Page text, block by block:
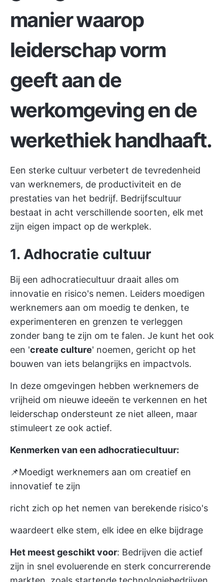
manier waarop
leiderschap vorm
geeft aan de
werkomgeving en de
werkethiek handhaaft.
Een sterke cultuur verbetert de tevredenheid
van werknemers, de productiviteit en de
prestaties van het bedrijf. Bedrijfscultuur
bestaat in acht verschillende soorten, elk met
zijn eigen impact op de werkplek.
1. Adhocratie cultuur
Bij een adhocratiecultuur draait alles om
innovatie en risico's nemen. Leiders moedigen
werknemers aan om moedig te denken, te
experimenteren en grenzen te verleggen
zonder bang te zijn om te falen. Je kunt het ook
een 'create culture' noemen, gericht op het
bouwen van iets belangrijks en impactvols.
In deze omgevingen hebben werknemers de
vrijheid om nieuwe ideeën te verkennen en het
leiderschap ondersteunt ze niet alleen, maar
stimuleert ze ook actief.
Kenmerken van een adhocratiecultuur:
📌Moedigt werknemers aan om creatief en
innovatief te zijn
richt zich op het nemen van berekende risico's
waardeert elke stem, elk idee en elke bijdrage
Het meest geschikt voor: Bedrijven die actief
zijn in snel evoluerende en sterk concurrerende